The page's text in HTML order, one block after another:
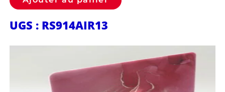
UGS : RS914AIR13